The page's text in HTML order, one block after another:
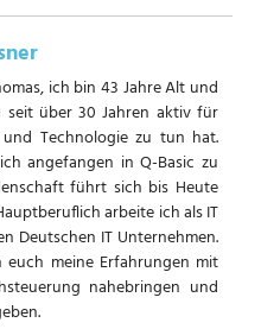
ich bin 43 Jahre Alt und
seit über 30 Jahren aktiv für
Technologie zu tun hat.
angefangen in Q-Basic zu
führt sich bis Heute
arbeite ich als IT
Deutschen IT Unternehmen.
meine Erfahrungen mit
nahebringen und